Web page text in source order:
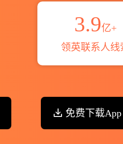
3.9亿+
领英联系人线
免费下载App